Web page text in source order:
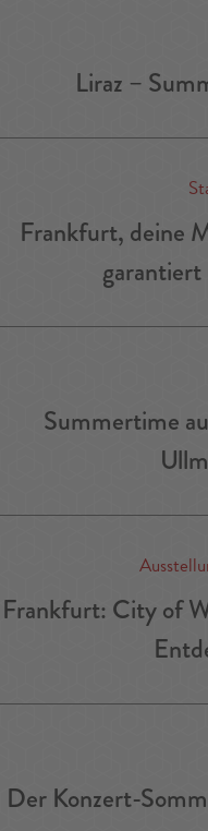
Liraz –
Frankfurt, deine
Summertime
Frankfurt: City of
Der Konzert-